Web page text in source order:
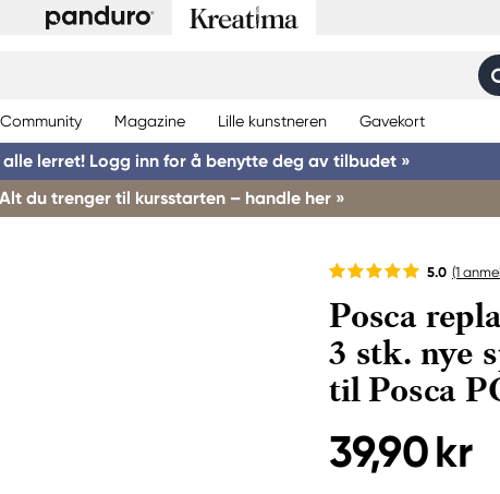
Community Magazine Lille kunstneren Gavekort
alle lerret! Logg inn for å benytte deg av tilbudet »
Alt du trenger til kursstarten – handle her »
5.0 (1
Posca
3 stk. nye
til Posca
39,90 kr